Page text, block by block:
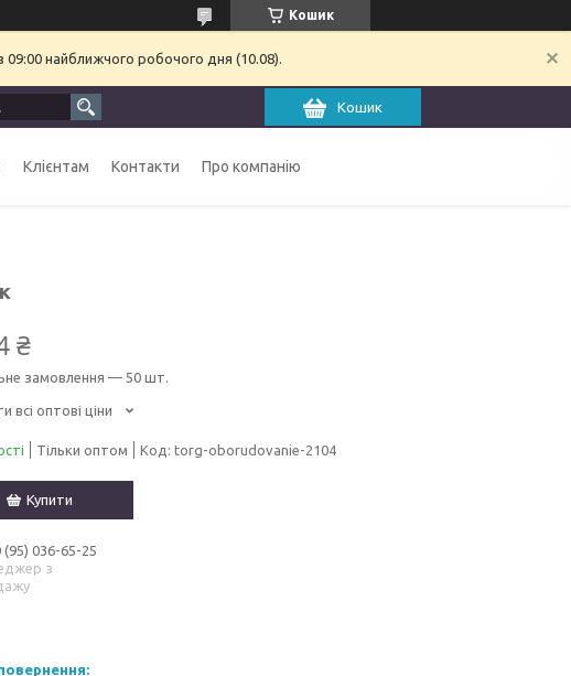
Кошик
09:00 найближчого робочого дня (10.08).
Кошик
Клієнтам Контакти Про компанію
₴
замовлення — 50 шт.
всі оптові ціни
Тільки оптом Код: torg-oborudovanie-2104
Купити
(95) 036-65-25
з